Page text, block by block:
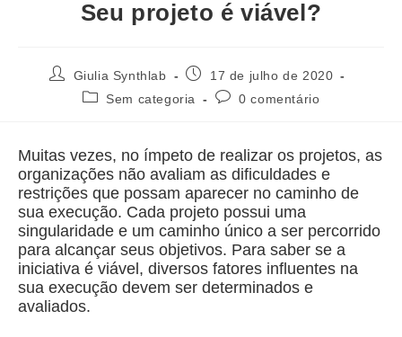
Seu projeto é viável?
Giulia Synthlab
17 de julho de 2020
Sem categoria
0 comentário
Muitas vezes, no ímpeto de realizar os projetos, as
organizações não avaliam as dificuldades e
restrições que possam aparecer no caminho de
sua execução. Cada projeto possui uma
singularidade e um caminho único a ser percorrido
para alcançar seus objetivos. Para saber se a
iniciativa é viável, diversos fatores influentes na
sua execução devem ser determinados e
avaliados.